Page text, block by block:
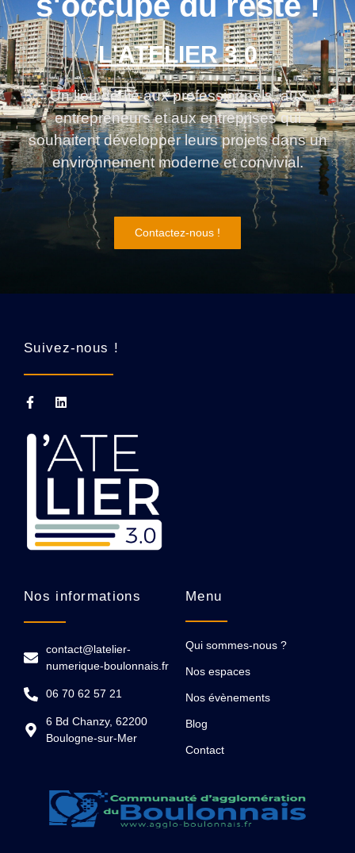
L'ATELIER 3.0
Un lieu dédié aux professionnels, aux
entrepreneurs et aux entreprises qui
souhaitent développer leurs projets dans un
environnement moderne et convivial.
Contactez-nous !
Suivez-nous !
Nos informations
contact@latelier-
numerique-boulonnais.fr
06 70 62 57 21
6 Bd Chanzy, 62200
Boulogne-sur-Mer​
Menu
Qui sommes-nous ?
Nos espaces
Nos évènements
Blog
Contact